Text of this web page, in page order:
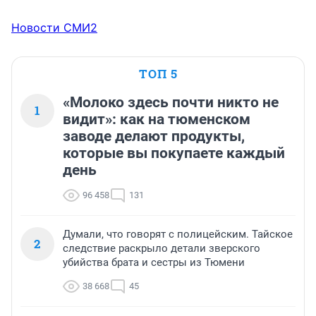
Новости СМИ2
ТОП 5
1
«Молоко здесь почти никто не
видит»: как на тюменском
заводе делают продукты,
которые вы покупаете каждый
день
96 458 131
2
Думали, что говорят с полицейским. Тайское
следствие раскрыло детали зверского
убийства брата и сестры из Тюмени
38 668 45